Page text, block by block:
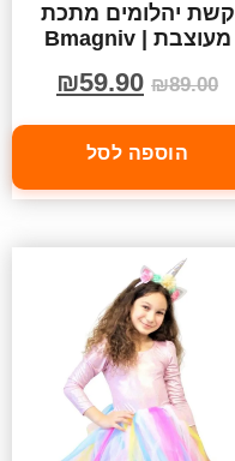
קשת יהלומים מתכת
מעוצבת | Bmagniv
₪89.00
₪59.90
הוספה לסל